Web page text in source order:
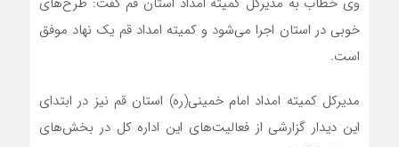
خوبی در استان اجرا می‌شود و کمیته امداد قم یک نهاد موفق
است.
مدیرکل کمیته امداد امام خمینی(ره) استان قم نیز در ابتدای
این دیدار گزارشی از فعالیت‌های این اداره کل در بخش‌های